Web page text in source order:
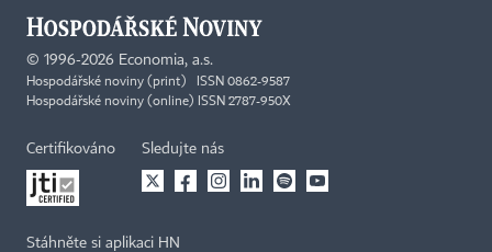
© 1996-2026 Economia, a.s.
Hospodářské noviny (print) ISSN 0862-9587
Hospodářské noviny (online) ISSN 2787-950X
Certifikováno Sledujte nás
Stáhněte si aplikaci HN